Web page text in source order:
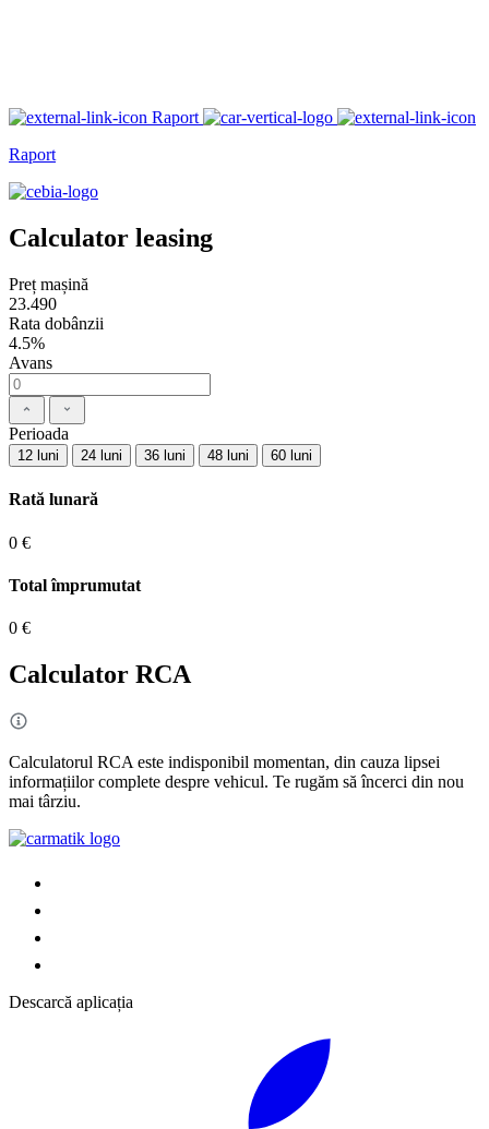
Raport
Raport
Calculator leasing
Preț mașină
23.490
Rata dobânzii
4.5%
Avans
Perioada
12 luni 24 luni 36 luni 48 luni 60 luni
Rată lunară
0 €
Total împrumutat
0 €
Calculator RCA
Calculatorul RCA este indisponibil momentan, din cauza lipsei
informațiilor complete despre vehicul. Te rugăm să încerci din nou
mai târziu.
Descarcă aplicația